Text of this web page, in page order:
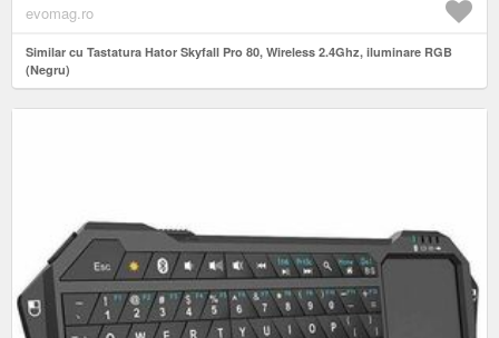
evomag.ro
Similar cu Tastatura Hator Skyfall Pro 80, Wireless 2.4Ghz, iluminare RGB
(Negru)